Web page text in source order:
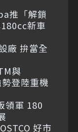
推「解鎖
新車
廠 拚當全
與
登陸重機
領軍 180
好市